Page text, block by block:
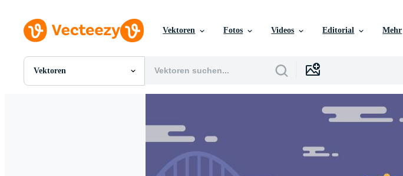
Vektoren Fotos Videos Editorial Mehr
Vektoren
Alle Bilder